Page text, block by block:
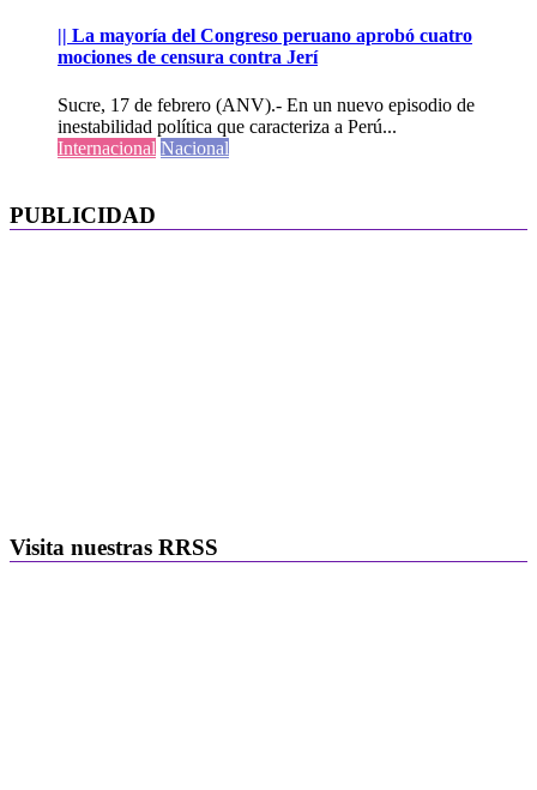
|| La mayoría del Congreso peruano aprobó cuatro
mociones de censura contra Jerí
Sucre, 17 de febrero (ANV).- En un nuevo episodio de
inestabilidad política que caracteriza a Perú...
Internacional Nacional
PUBLICIDAD
Visita nuestras RRSS